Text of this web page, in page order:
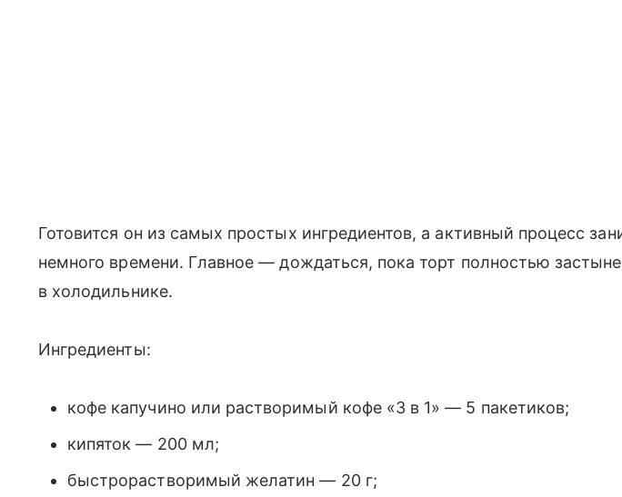
Готовится он из самых простых ингредиентов, а активный процесс
немного времени. Главное — дождаться, пока торт полностью
в холодильнике.
Ингредиенты:
кофе капучино или растворимый кофе «3 в 1» — 5 пакетиков;
кипяток — 200 мл;
быстрорастворимый желатин — 20 г;